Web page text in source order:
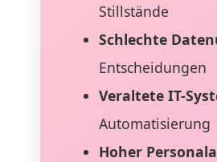
Stillstände
Schlechte
Entscheidungen
Veraltete IT-
Automatisierung
Hoher